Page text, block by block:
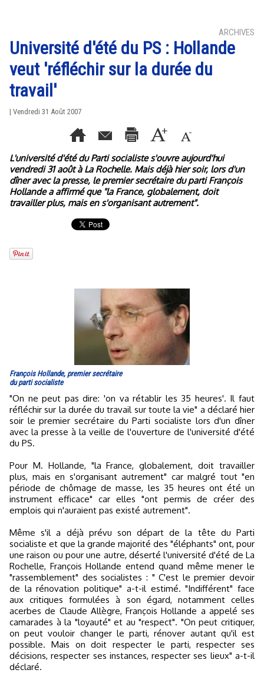
ARCHIVES
Université d'été du PS : Hollande
veut 'réfléchir sur la durée du
travail'
| Vendredi 31 Août 2007
L'université d'été du Parti socialiste s'ouvre aujourd'hui
vendredi 31 août à La Rochelle. Mais déjà hier soir, lors d'un
dîner avec la presse, le premier secrétaire du parti François
Hollande a affirmé que "la France, globalement, doit
travailler plus, mais en s'organisant autrement".
François Hollande, premier secrétaire
du parti socialiste
"On ne peut pas dire: 'on va rétablir les 35 heures'. Il faut
réfléchir sur la durée du travail sur toute la vie" a déclaré hier
soir le premier secrétaire du Parti socialiste lors d'un dîner
avec la presse à la veille de l'ouverture de l'université d'été
du PS.
Pour M. Hollande, "la France, globalement, doit travailler
plus, mais en s'organisant autrement" car malgré tout "en
période de chômage de masse, les 35 heures ont été un
instrument efficace" car elles "ont permis de créer des
emplois qui n'auraient pas existé autrement".
Même s'il a déjà prévu son départ de la tête du Parti
socialiste et que la grande majorité des "éléphants" ont, pour
une raison ou pour une autre, déserté l'université d'été de La
Rochelle, François Hollande entend quand même mener le
"rassemblement" des socialistes : " C'est le premier devoir
de la rénovation politique" a-t-il estimé. "Indifférent" face
aux critiques formulées à son égard, notamment celles
acerbes de Claude Allègre, François Hollande a appelé ses
camarades à la "loyauté" et au "respect". "On peut critiquer,
on peut vouloir changer le parti, rénover autant qu'il est
possible. Mais on doit respecter le parti, respecter ses
décisions, respecter ses instances, respecter ses lieux" a-t-il
déclaré.